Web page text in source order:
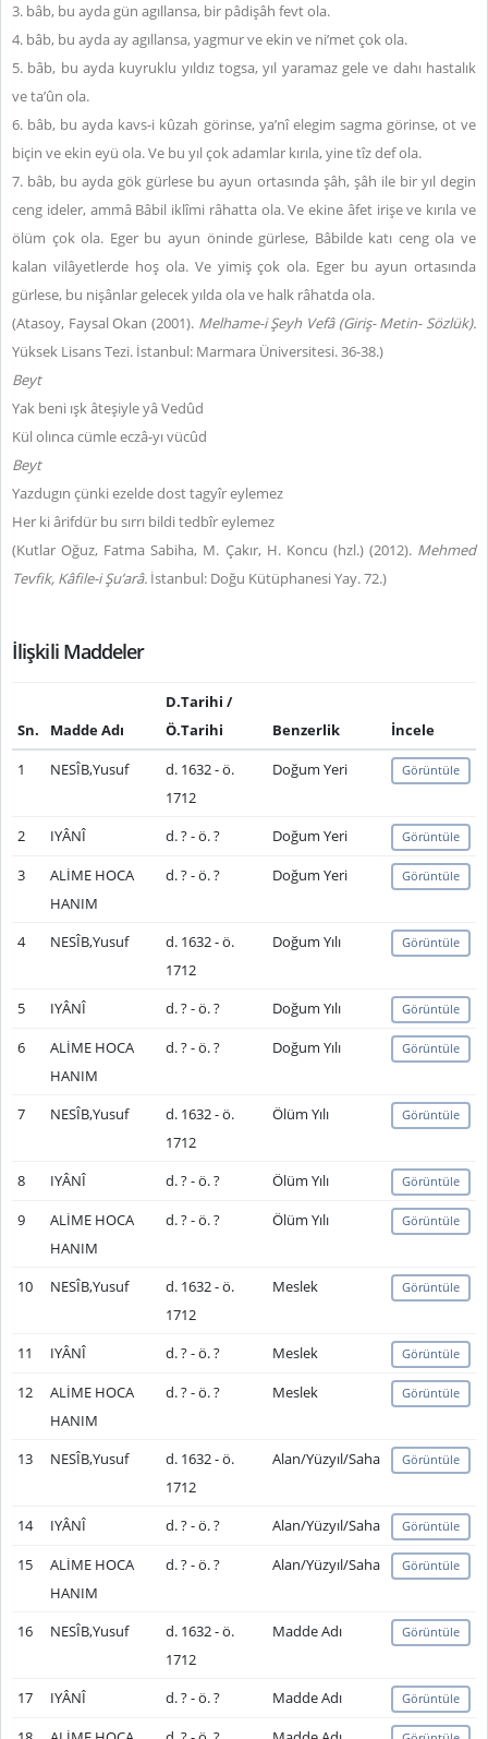
3. bâb, bu ayda gün agıllansa, bir pâdişâh fevt ola.
4. bâb, bu ayda ay agıllansa, yagmur ve ekin ve ni’met çok ola.
5. bâb, bu ayda kuyruklu yıldız togsa, yıl yaramaz gele ve dahı hastalık
ve ta’ûn ola.
6. bâb, bu ayda kavs-i kûzah görinse, ya’nî elegim sagma görinse, ot ve
biçin ve ekin eyü ola. Ve bu yıl çok adamlar kırıla, yine tîz def ola.
7. bâb, bu ayda gök gürlese bu ayun ortasında şâh, şâh ile bir yıl degin
ceng ideler, ammâ Bâbil iklîmi râhatta ola. Ve ekine âfet irişe ve kırıla ve
ölüm çok ola. Eger bu ayun öninde gürlese, Bâbilde katı ceng ola ve
kalan vilâyetlerde hoş ola. Ve yimiş çok ola. Eger bu ayun ortasında
gürlese, bu nişânlar gelecek yılda ola ve halk râhatda ola.
(Atasoy, Faysal Okan (2001). Melhame-i Şeyh Vefâ (Giriş- Metin- Sözlük).
Yüksek Lisans Tezi. İstanbul: Marmara Üniversitesi. 36-38.)
Beyt
Yak beni ışk âteşiyle yâ Vedûd
Kül olınca cümle eczâ-yı vücûd
Beyt
Yazdugın çünki ezelde dost tagyîr eylemez
Her ki ârifdür bu sırrı bildi tedbîr eylemez
(Kutlar Oğuz, Fatma Sabiha, M. Çakır, H. Koncu (hzl.) (2012). Mehmed
Tevfik, Kâfile-i Şu’arâ. İstanbul: Doğu Kütüphanesi Yay. 72.)
İlişkili Maddeler
Sn. Madde Adı
D.Tarihi /
Ö.Tarihi
Benzerlik
İncele
1
NESÎB,Yusuf
d. 1632 - ö.
1712
Doğum Yeri Görüntüle
2 IYÂNÎ d. ? - ö. ? Doğum Yeri Görüntüle
3
ALİME HOCA
HANIM
d. ? - ö. ? Doğum Yeri Görüntüle
4 NESÎB,Yusuf
d. 1632 - ö.
1712
Doğum Yılı Görüntüle
5 IYÂNÎ d. ? - ö. ? Doğum Yılı Görüntüle
6
ALİME HOCA
HANIM
d. ? - ö. ? Doğum Yılı Görüntüle
7 NESÎB,Yusuf
d. 1632 - ö.
1712
Ölüm Yılı Görüntüle
8 IYÂNÎ d. ? - ö. ? Ölüm Yılı Görüntüle
9
ALİME HOCA
HANIM
d. ? - ö. ? Ölüm Yılı Görüntüle
10 NESÎB,Yusuf
d. 1632 - ö.
1712
Meslek Görüntüle
11 IYÂNÎ d. ? - ö. ? Meslek Görüntüle
12
ALİME HOCA
HANIM
d. ? - ö. ? Meslek Görüntüle
13 NESÎB,Yusuf
d. 1632 - ö.
1712
Alan/Yüzyıl/Saha Görüntüle
14 IYÂNÎ d. ? - ö. ? Alan/Yüzyıl/Saha Görüntüle
15
ALİME HOCA
HANIM
d. ? - ö. ? Alan/Yüzyıl/Saha Görüntüle
16 NESÎB,Yusuf
d. 1632 - ö.
1712
Madde Adı Görüntüle
17 IYÂNÎ d. ? - ö. ? Madde Adı Görüntüle